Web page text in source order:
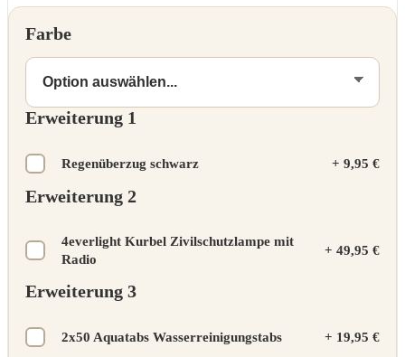
Farbe
Erweiterung 1
Regenüberzug schwarz + 9,95 €
Erweiterung 2
4everlight Kurbel Zivilschutzlampe mit
Radio
+ 49,95 €
Erweiterung 3
2x50 Aquatabs Wasserreinigungstabs + 19,95 €